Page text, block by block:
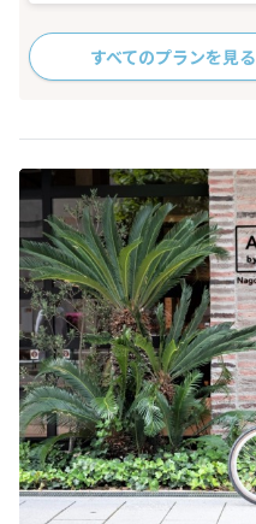
すべてのプランを見る